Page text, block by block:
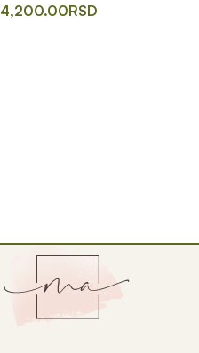
4,200.00RSD